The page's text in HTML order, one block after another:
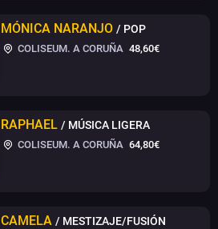
MÓNICA NARANJO / POP
COLISEUM. A CORUÑA 48,60€
RAPHAEL / MÚSICA LIGERA
COLISEUM. A CORUÑA 64,80€
CAMELA / MESTIZAJE/FUSIÓN